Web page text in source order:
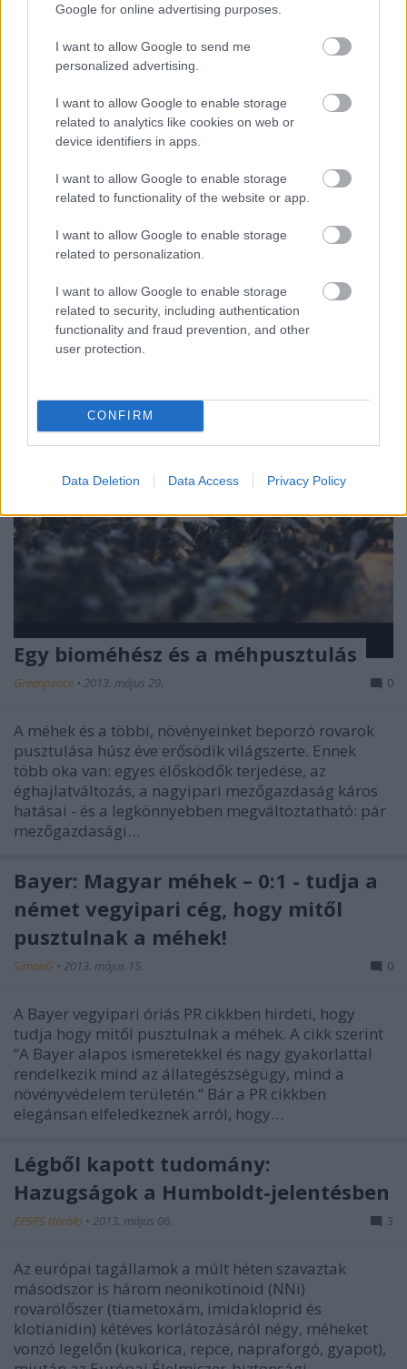
Google for online advertising purposes.
I want to allow Google to send me
personalized advertising.
I want to allow Google to enable storage
related to analytics like cookies on web or
device identifiers in apps.
I want to allow Google to enable storage
related to functionality of the website or app.
I want to allow Google to enable storage
related to personalization.
I want to allow Google to enable storage
related to security, including authentication
functionality and fraud prevention, and other
user protection.
CONFIRM
Data Deletion Data Access Privacy Policy
Támadtak és szúrtak
2013. július 09.
Tolnában egy gazda méhek számára vonzó
növényeket permetezett egy méhgyilkos
fekete-lila csípéseik voltak majd elpusztultak. A
méhészek elpusztult méheik után a mai napig nem
kaptak kártérítést.Az akkor pusztító szert az esetet…
Egy bioméhész és a méhpusztulás
Greenpeace • 2013. május 29. 0
A méhek és a többi, növényeinket beporzó rovarok
pusztulása húsz éve erősödik világszerte. Ennek
több oka van: egyes élősködők terjedése, az
éghajlatváltozás, a nagyipari mezőgazdaság káros
hatásai - és a legkönnyebben megváltoztatható: pár
mezőgazdasági…
Bayer: Magyar méhek – 0:1 - tudja a
német vegyipari cég, hogy mitől
pusztulnak a méhek!
SimonG • 2013. május 15. 0
A Bayer vegyipari óriás PR cikkben hirdeti, hogy
tudja hogy mitől pusztulnak a méhek. A cikk szerint
“A Bayer alapos ismeretekkel és nagy gyakorlattal
rendelkezik mind az állategészségügy, mind a
növényvédelem területén.“ Bár a PR cikkben
elegánsan elfeledkeznek arról, hogy…
Légből kapott tudomány:
Hazugságok a Humboldt-jelentésben
EPSPS (törölt) • 2013. május 06. 3
Az európai tagállamok a múlt héten szavaztak
másodszor is három neonikotinoid (NNi)
rovarölőszer (tiametoxám, imidakloprid és
klotianidin) kétéves korlátozásáról négy, méheket
vonzó legelőn (kukorica, repce, napraforgó, gyapot),